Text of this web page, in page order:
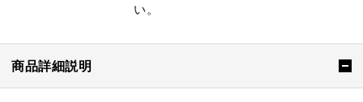
い。
商品詳細説明